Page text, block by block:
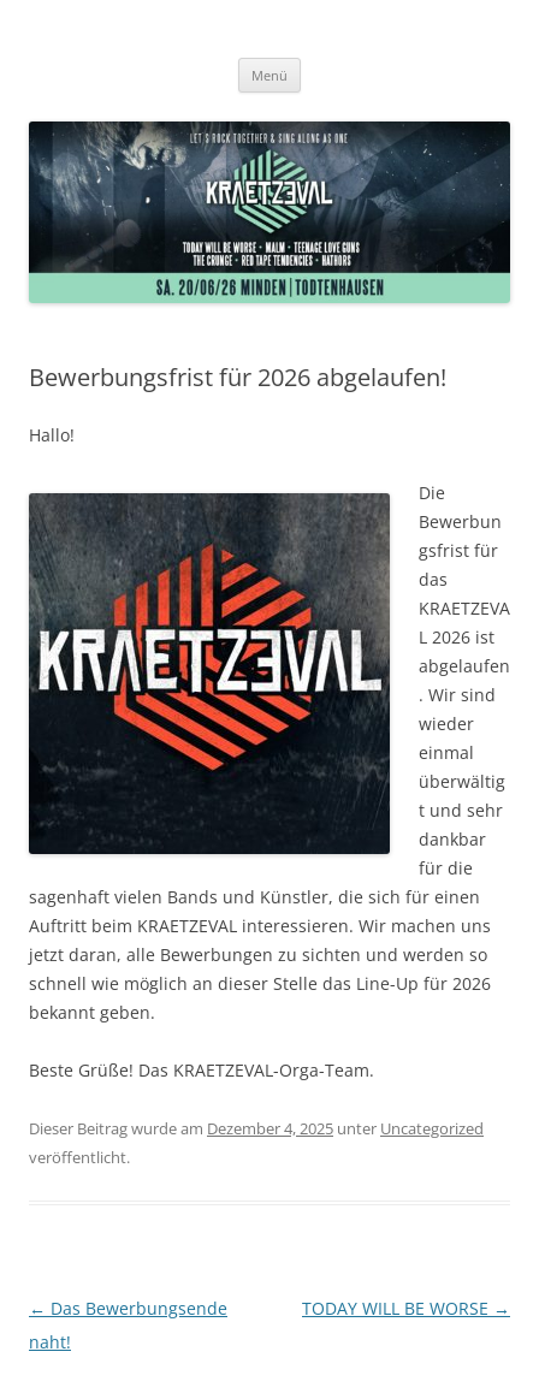
Menü
Bewerbungsfrist für 2026 abgelaufen!
Hallo!
Die
Bewerbun
gsfrist für
das
KRAETZEVA
L 2026 ist
abgelaufen
. Wir sind
wieder
einmal
überwältig
t und sehr
dankbar
für die
sagenhaft vielen Bands und Künstler, die sich für einen
Auftritt beim KRAETZEVAL interessieren. Wir machen uns
jetzt daran, alle Bewerbungen zu sichten und werden so
schnell wie möglich an dieser Stelle das Line-Up für 2026
bekannt geben.
Beste Grüße! Das KRAETZEVAL-Orga-Team.
Dieser Beitrag wurde am Dezember 4, 2025 unter Uncategorized
veröffentlicht.
Beitragsnavigation
← Das Bewerbungsende
naht!
TODAY WILL BE WORSE →